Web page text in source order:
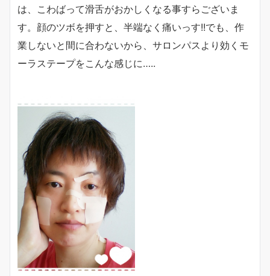
は、こわばって滑舌がおかしくなる事すらございま
す。顔のツボを押すと、半端なく痛いっす!!でも、作
業しないと間に合わないから、サロンパスより効くモ
ーラステープをこんな感じに…..